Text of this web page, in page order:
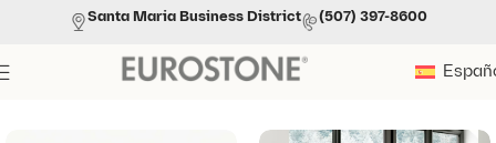
Santa Maria Business District (507) 397-8600